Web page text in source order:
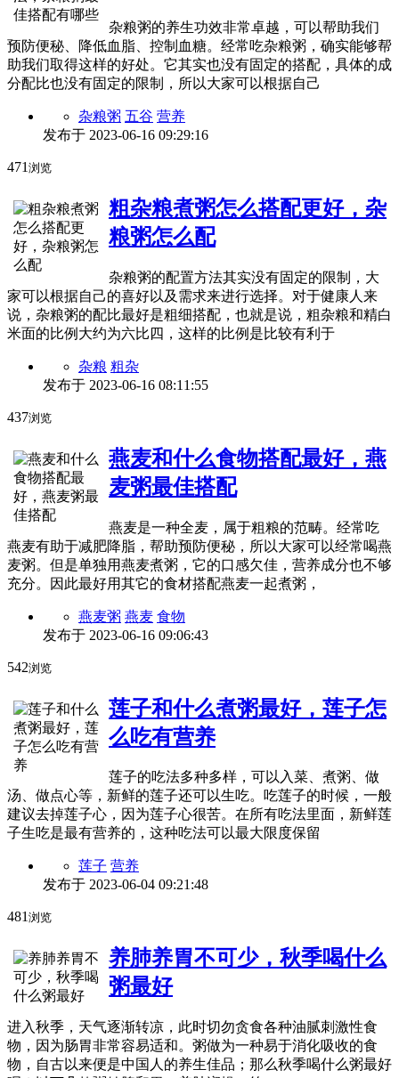
杂粮粥的养生功效非常卓越，可以帮助我们
预防便秘、降低血脂、控制血糖。经常吃杂粮粥，确实能够帮
助我们取得这样的好处。它其实也没有固定的搭配，具体的成
分配比也没有固定的限制，所以大家可以根据自己
杂粮粥 五谷 营养
发布于 2023-06-16 09:29:16
471 浏览
粗杂粮煮粥怎么搭配更好，杂
粮粥怎么配
杂粮粥的配置方法其实没有固定的限制，大
家可以根据自己的喜好以及需求来进行选择。对于健康人来
说，杂粮粥的配比最好是粗细搭配，也就是说，粗杂粮和精白
米面的比例大约为六比四，这样的比例是比较有利于
杂粮 粗杂
发布于 2023-06-16 08:11:55
437浏览
燕麦和什么食物搭配最好，燕
麦粥最佳搭配
燕麦是一种全麦，属于粗粮的范畴。经常吃
燕麦有助于减肥降脂，帮助预防便秘，所以大家可以经常喝燕
麦粥。但是单独用燕麦煮粥，它的口感欠佳，营养成分也不够
充分。因此最好用其它的食材搭配燕麦一起煮粥，
燕麦粥 燕麦 食物
发布于 2023-06-16 09:06:43
542浏览
莲子和什么煮粥最好，莲子怎
么吃有营养
莲子的吃法多种多样，可以入菜、煮粥、做
汤、做点心等，新鲜的莲子还可以生吃。吃莲子的时候，一般
建议去掉莲子心，因为莲子心很苦。在所有吃法里面，新鲜莲
子生吃是最有营养的，这种吃法可以最大限度保留
莲子 营养
发布于 2023-06-04 09:21:48
481浏览
养肺养胃不可少，秋季喝什么
粥最好
进入秋季，天气逐渐转凉，此时切勿贪食各种油腻刺激性食
物，因为肠胃非常容易适和。粥做为一种易于消化吸收的食
物，自古以来便是中国人的养生佳品；那么秋季喝什么粥最好